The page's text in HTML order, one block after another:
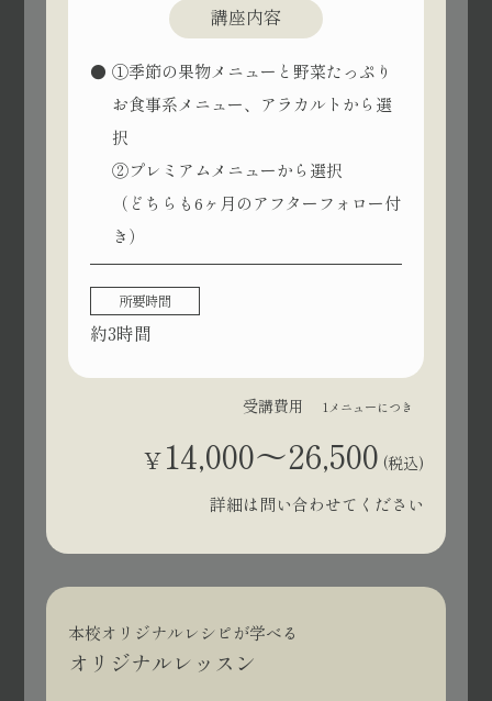
講座内容
①季節の果物メニューと野菜たっぷり
お食事系メニュー、アラカルトから選
択
②プレミアムメニューから選択
（どちらも6ヶ月のアフターフォロー付
き）
所要時間
約3時間
受講費用 1メニューにつき
¥ 14,000〜26,500 (税込)
詳細は問い合わせてください
本校オリジナルレシピが学べる
オリジナルレッスン